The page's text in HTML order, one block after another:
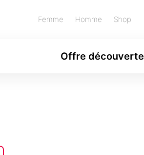
Femme Homme Shop
Offre découverte